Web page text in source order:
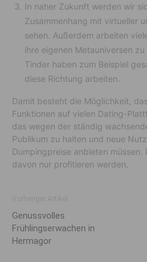
In naher Zukunft werden wir
Zusammenhang mit virtueller
sehen. Außerdem arbeiten
ihre eigenen Metauniversen
Tinder haben zum Beispiel
diese Richtung arbeiten.
Damit besteht die Möglichkeit,
Funktionen auf vielen Dating-
das wegen der ständig
Publikum zu halten und neue
Dumpingpreise anbieten
davon nur profitieren werden.
Genussvolles
Frühlingserwachen in
Hermagor